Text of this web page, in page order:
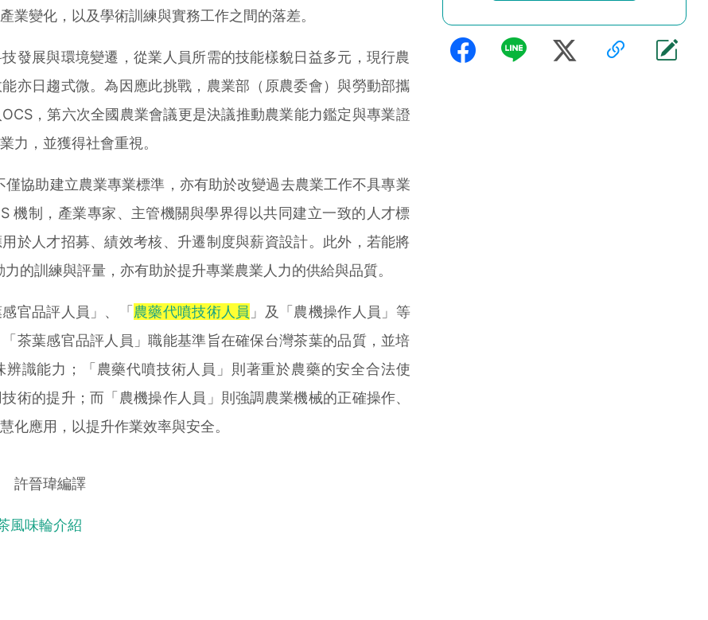
業變化，以及學術訓練與實務工作之間的落差。
展與環境變遷，從業人員所需的技能樣貌日益多元，現行農
亦日趨式微。為因應此挑戰，農業部（原農委會）與勞動部攜
，第六次全國農業會議更是決議推動農業能力鑑定與專業證
力，並獲得社會重視。
協助建立農業專業標準，亦有助於改變過去農業工作不具專業
機制，產業專家、主管機關與學界得以共同建立一致的人才標
於人才招募、績效考核、升遷制度與薪資設計。此外，若能將
的訓練與評量，亦有助於提升專業農業人力的供給與品質。
官品評人員」、「農藥代噴技術人員 」及「農機操作人員」等
茶葉感官品評人員」職能基準旨在確保台灣茶葉的品質，並培
辨識能力；「農藥代噴技術人員」則著重於農藥的安全合法使
術的提升；而「農機操作人員」則強調農業機械的正確操作、
化應用，以提升作業效率與安全。
許晉瑋編譯
風味輪介紹